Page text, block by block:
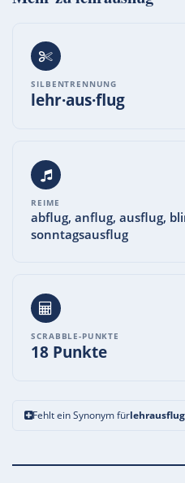
SILBENTRENNUNG
lehr·aus·flug
REIME
abflug, anflug, ausflug,
sonntagsausflug
SCRABBLE-PUNKTE
18 Punkte
Fehlt ein Synonym fürlehrausflug